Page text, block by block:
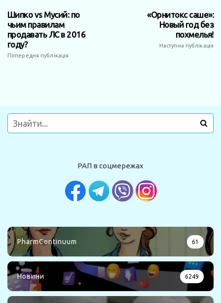
Шипко vs Мусий: по
чьим правилам
продавать ЛС в 2016
году?
Попередня публікація
«Орнитокс саше»:
Новый год без
похмелья!
Наступна публікація
РАП в соцмережах
PharmContinuum 61
Новини 6249